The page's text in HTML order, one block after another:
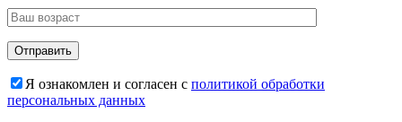
Я ознакомлен и согласен с политикой обработки
персональных данных